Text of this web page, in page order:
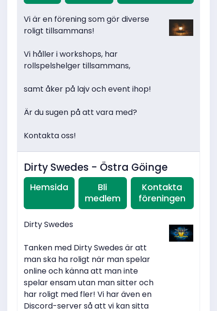
Vi är en förening som gör diverse
roligt tillsammans!
Vi håller i workshops, har
rollspelshelger tillsammans,
samt åker på lajv och event ihop!
Är du sugen på att vara med?
Kontakta oss!
Dirty Swedes - Östra Göinge
Hemsida
Bli
medlem
Kontakta
föreningen
Dirty Swedes
Tanken med Dirty Swedes är att
man ska ha roligt när man spelar
online och känna att man inte
spelar ensam utan man sitter och
har roligt med fler! Vi har även en
Discord-server så att vi kan sitta